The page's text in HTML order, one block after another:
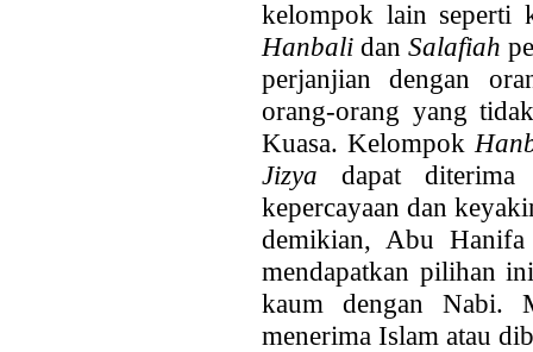
kelompok lain seperti
Hanbali dan Salafiah
perjanjian dengan
orang-orang yang
Kuasa. Kelompok
Jizyadapat
kepercayaan dan
demikian, Abu
mendapatkan pilihan
kaum dengan Nabi.
menerima Islam atau